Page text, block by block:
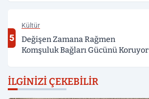
5
Kültür
Değişen Zamana Rağmen
Komşuluk Bağları Gücünü Koruyor
İLGINIZI ÇEKEBILIR